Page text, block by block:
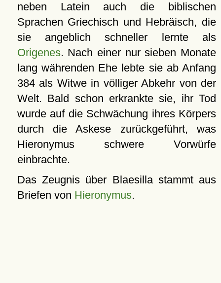
neben Latein auch die biblischen
Sprachen Griechisch und Hebräisch, die
sie angeblich schneller lernte als
Origenes. Nach einer nur sieben Monate
lang währenden Ehe lebte sie ab Anfang
384 als Witwe in völliger Abkehr von der
Welt. Bald schon erkrankte sie, ihr Tod
wurde auf die Schwächung ihres Körpers
durch die Askese zurückgeführt, was
Hieronymus schwere Vorwürfe
einbrachte.
Das Zeugnis über Blaesilla stammt aus
Briefen von Hieronymus.